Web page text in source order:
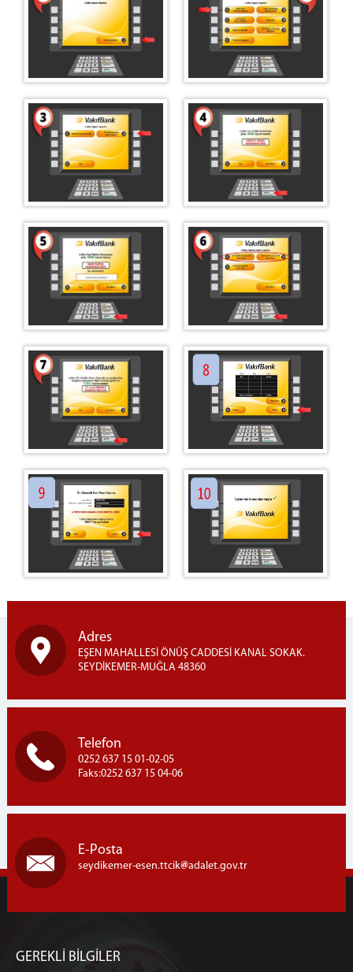
Adres
EŞEN MAHALLESİ ÖNÜŞ CADDESİ KANAL SOKAK.
SEYDİKEMER-MUĞLA 48360
Telefon
0252 637 15 01-02-05
Faks:0252 637 15 04-06
E-Posta
seydikemer-esen.ttcik adalet.gov.tr
GEREKLİ BİLGİLER